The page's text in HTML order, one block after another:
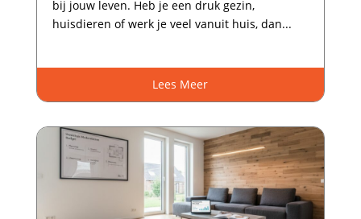
bij jouw leven.​ Heb je een druk gezin,
huisdieren of werk je veel vanuit huis, dan...
Lees Meer